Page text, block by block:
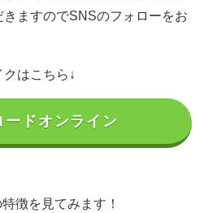
ますのでSNSのフォローをお
はこちら↓
ードオンライン
徴を見てみます！